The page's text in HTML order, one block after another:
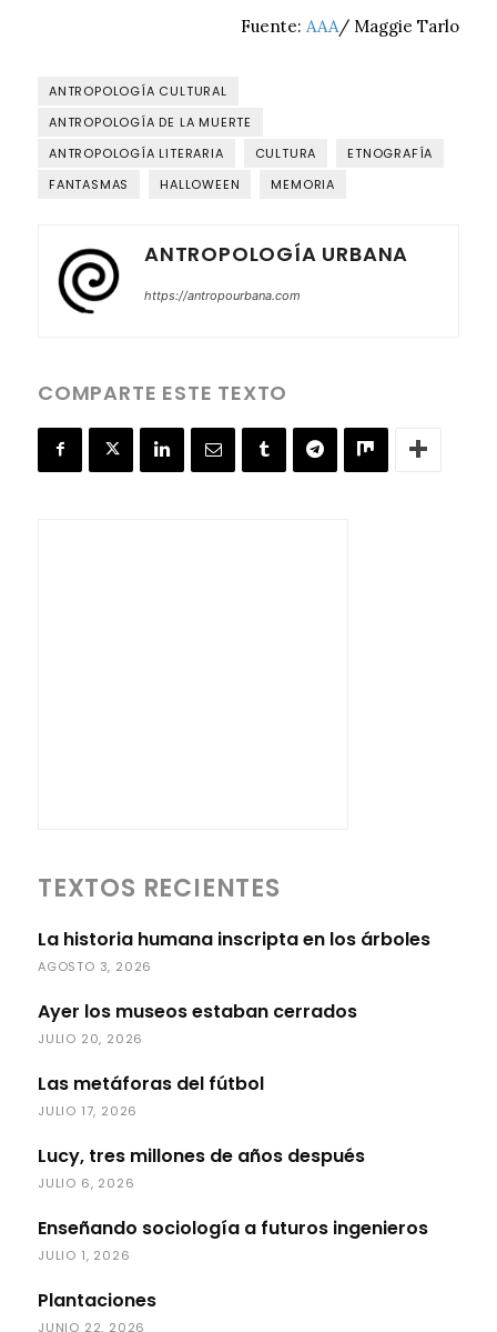
Fuente: AAA/ Maggie Tarlo
ANTROPOLOGÍA CULTURAL
ANTROPOLOGÍA DE LA MUERTE
ANTROPOLOGÍA LITERARIA
CULTURA
ETNOGRAFÍA
FANTASMAS
HALLOWEEN MEMORIA
ANTROPOLOGÍA URBANA
https://antropourbana.com
COMPARTE ESTE TEXTO
TEXTOS RECIENTES
La historia humana inscripta en los árboles
AGOSTO 3, 2026
Ayer los museos estaban cerrados
JULIO 20, 2026
Las metáforas del fútbol
JULIO 17, 2026
Lucy, tres millones de años después
JULIO 6, 2026
Enseñando sociología a futuros ingenieros
JULIO 1, 2026
Plantaciones
JUNIO 22, 2026